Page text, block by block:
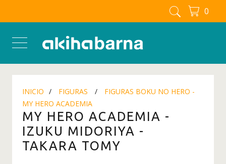
Figuras
Figuras Blue Lock
Figuras Boku No Hero - My
Hero Academia
Figuras Chainsaw man
Figuras Dandadan
0
INICIO FIGURAS
FIGURAS BOKU NO HERO -
MY HERO ACADEMIA
MY HERO ACADEMIA -
IZUKU MIDORIYA -
TAKARA TOMY